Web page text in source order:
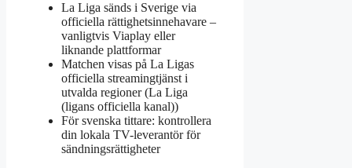
La Liga sänds i Sverige via
officiella rättighetsinnehavare –
vanligtvis Viaplay eller
liknande plattformar
Matchen visas på La Ligas
officiella streamingtjänst i
utvalda regioner (La Liga
(ligans officiella kanal))
För svenska tittare: kontrollera
din lokala TV-leverantör för
sändningsrättigheter